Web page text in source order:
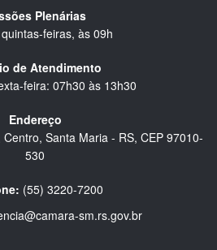
Plenárias
feiras, às 09h
de Atendimento
feira: 07h30 às 13h30
Endereço
Santa Maria - RS, CEP 97010-
530
(55) 3220-7200
sm.rs.gov.br